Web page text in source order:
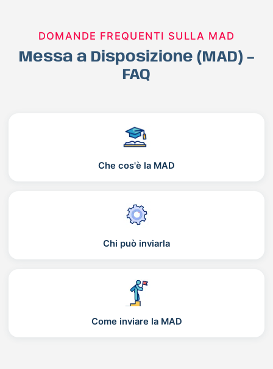
DOMANDE FREQUENTI SULLA MAD
Messa a Disposizione (MAD) –
FAQ
Che cos'è la MAD
Chi può inviarla
Come inviare la MAD